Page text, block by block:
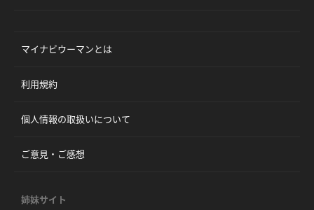
マイナビウーマンとは
利用規約
個人情報の取扱いについて
ご意見・ご感想
姉妹サイト